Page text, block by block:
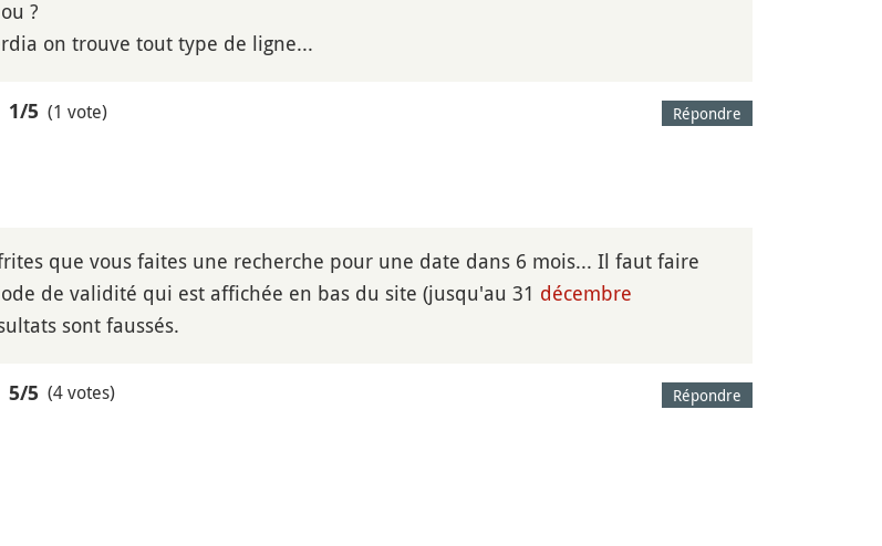
?
on trouve tout type de ligne...
Répondre
1/5 (1 vote)
que vous faites une recherche pour une date dans 6 mois... Il faut faire
de validité qui est affichée en bas du site (jusqu'au 31 décembre
sont faussés.
Répondre
5/5 (4 votes)